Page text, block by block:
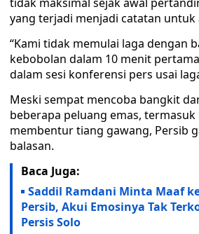
yang terjadi menjadi catatan untuk
“Kami tidak memulai laga dengan
kebobolan dalam 10 menit
dalam sesi konferensi pers usai
Meski sempat mencoba bangkit
beberapa peluang emas, termasuk
membentur tiang gawang, Persib
balasan.
Baca Juga:
Saddil Ramdani Minta Maaf
Persib, Akui Emosinya Tak
Persis Solo